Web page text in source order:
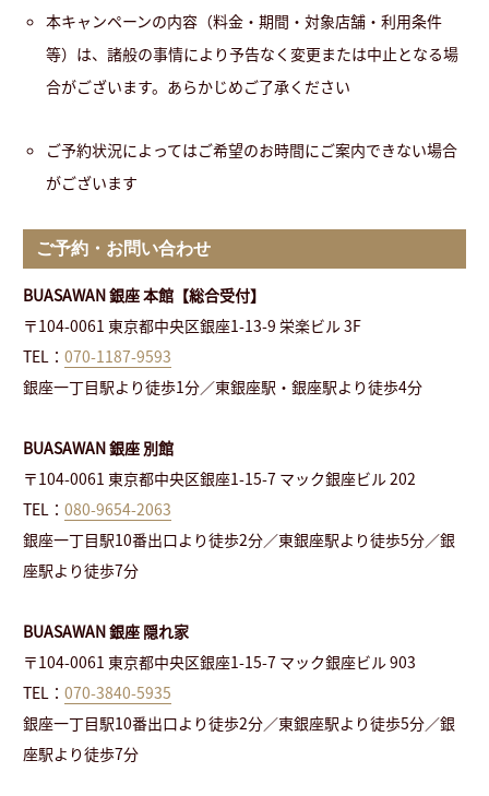
本キャンペーンの内容（料金・期間・対象店舗・利用条件
等）は、諸般の事情により予告なく変更または中止となる場
合がございます。あらかじめご了承ください
ご予約状況によってはご希望のお時間にご案内できない場合
がございます
ご予約・お問い合わせ
BUASAWAN 銀座 本館【総合受付】
〒104-0061 東京都中央区銀座1-13-9 栄楽ビル 3F
TEL： 070-1187-9593
銀座一丁目駅より徒歩1分／東銀座駅・銀座駅より徒歩4分
BUASAWAN 銀座 別館
〒104-0061 東京都中央区銀座1-15-7 マック銀座ビル 202
TEL： 080-9654-2063
銀座一丁目駅10番出口より徒歩2分／東銀座駅より徒歩5分／銀
座駅より徒歩7分
BUASAWAN 銀座 隠れ家
〒104-0061 東京都中央区銀座1-15-7 マック銀座ビル 903
TEL： 070-3840-5935
銀座一丁目駅10番出口より徒歩2分／東銀座駅より徒歩5分／銀
座駅より徒歩7分